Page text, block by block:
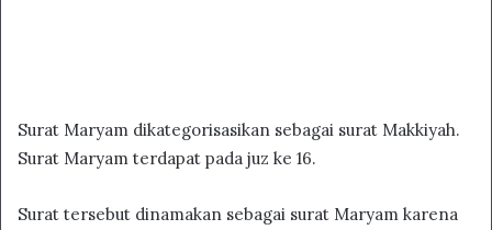
Surat Maryam dikategorisasikan sebagai surat Makkiyah.
Surat Maryam terdapat pada juz ke 16.
Surat tersebut dinamakan sebagai surat Maryam karena